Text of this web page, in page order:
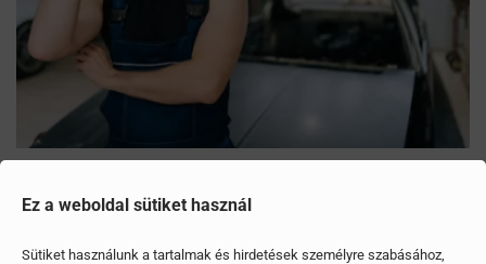
Ez a weboldal sütiket használ
Sütiket használunk a tartalmak és hirdetések személyre szabásához,